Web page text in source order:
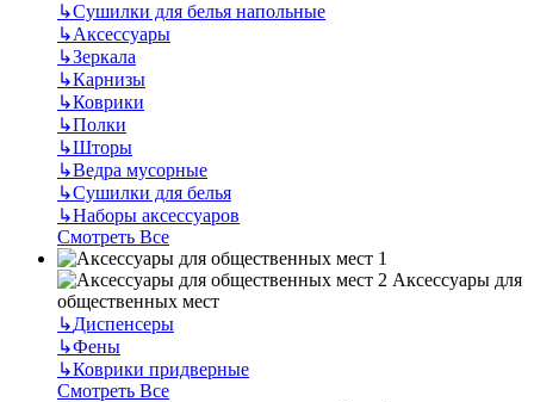
↳Сушилки для белья напольные
↳Аксессуары
↳Зеркала
↳Карнизы
↳Коврики
↳Полки
↳Шторы
↳Ведра мусорные
↳Сушилки для белья
↳Наборы аксессуаров
Смотреть Все
Аксессуары для
общественных мест
↳Диспенсеры
↳Фены
↳Коврики придверные
Смотреть Все